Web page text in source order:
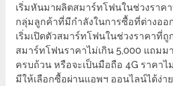
เริ่มหันมาผลิตสมาร์ทโฟนในช่วงราค
กลุ่มลูกค้าที่มีกำลังในการซื้อที่ต่างออ
เริ่มเปิดตัวสมาร์ทโฟนในช่วงราคาที่ถู
สมาร์ทโฟนราคาไม่เกิน 5,000 แถม
ครบถ้วน หรือจะเป็นมือถือ 4G ราคาไ
มีให้เลือกซื้อผ่านแอพฯ ออนไลน์ได้ง่า